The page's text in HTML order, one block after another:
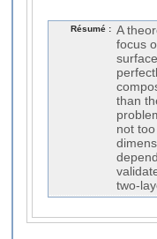
Résumé : A
focus
than
not
two-